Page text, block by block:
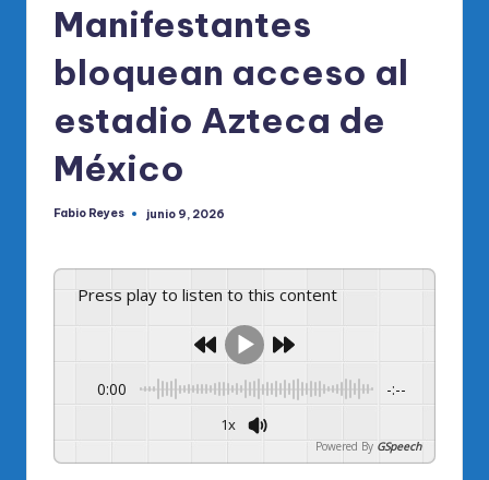
al
R
M
Manifestantes
bloquean acceso al
estadio Azteca de
México
Publicado
Fabio Reyes junio 9, 2026
Press play to listen to this content
0:00 -:--
1x
Powered By GSpeech